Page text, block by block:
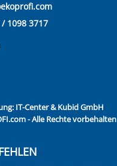
1098 3717
IT-Center & Kubid GmbH
- Alle Rechte vorbehalten